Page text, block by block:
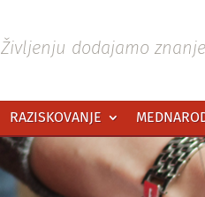
RAZISKOVANJE
Življenju dodajamo znanje